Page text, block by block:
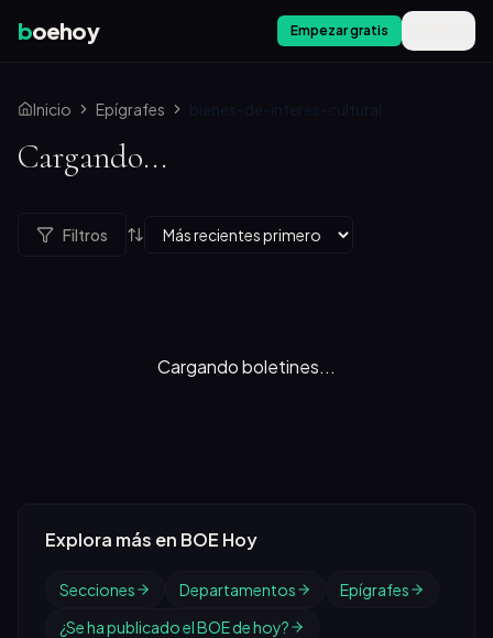
boehoy Empezar gratis
Inicio Epígrafes bienes-de-interes-cultural
Cargando...
Filtros
Cargando boletines...
Explora más en BOE Hoy
Secciones Departamentos
Epígrafes
¿Se ha publicado el BOE de hoy?